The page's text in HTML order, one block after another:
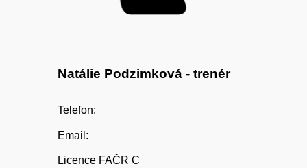
Natálie Podzimková - trenér
Telefon:
Email:
Licence FAČR C